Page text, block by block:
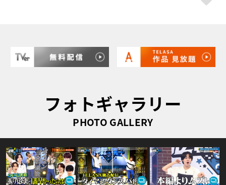
フォトギャラリー
PHOTO GALLERY